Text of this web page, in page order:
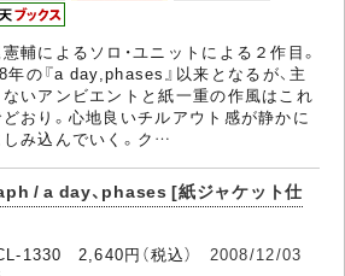
輔によるソロ・ユニットによる２作目。
年の『a day,phases』以来となるが、主
いアンビエントと紙一重の作風はこれ
どおり。心地良いチルアウト感が静かに
み込んでいく。ク…
/ a day、phases [紙ジャケット仕
1330 2,640円（税込） 2008/12/03